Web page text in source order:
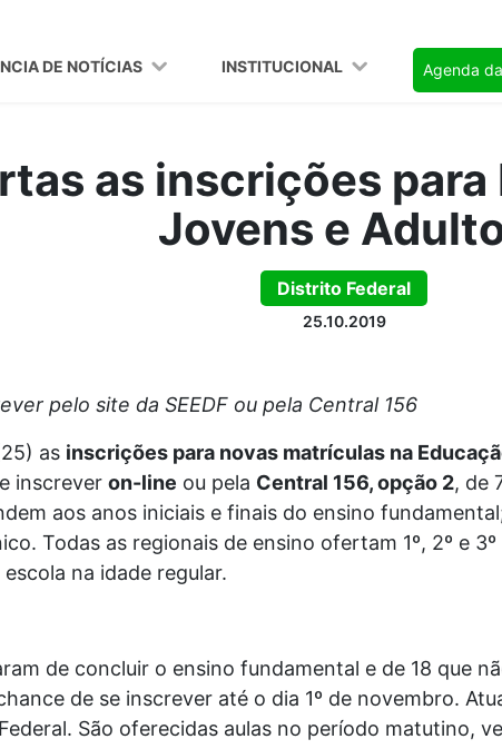
DE NOTÍCIAS INSTITUCIONAL Agenda
as inscrições para
Jovens e
Distrito Federal
25.10.2019
pelo site da SEEDF ou pela Central 156
as inscrições para novas matrículas na
inscrever on-line ou pela Central 156, opção 2, de
aos anos iniciais e finais do ensino
Todas as regionais de ensino ofertam 1º, 2º e
na idade regular.
de concluir o ensino fundamental e de 18 que
de se inscrever até o dia 1º de novembro.
São oferecidas aulas no período matutino,